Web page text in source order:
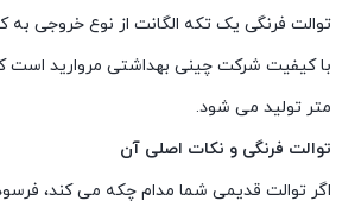
توالت فرنگی یک تکه الگانت از نوع خروجی
متر تولید می شود.
توالت فرنگی و نکات اصلی آن
اگر توالت قدیمی شما مدام چکه می کند،